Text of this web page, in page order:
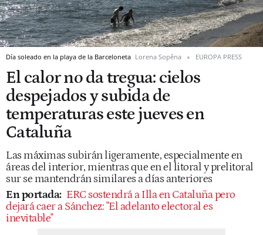
Día soleado en la playa de la Barceloneta Lorena Sopêna EUROPA PRESS
El calor no da tregua: cielos
despejados y subida de
temperaturas este jueves en
Cataluña
Las máximas subirán ligeramente, especialmente en
áreas del interior, mientras que en el litoral y prelitoral
sur se mantendrán similares a días anteriores
En portada: ERC sostendrá a Illa en Cataluña pero
dejará caer a Sánchez: "El adelanto electoral es
inevitable"